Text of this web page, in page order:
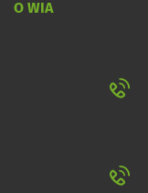
O WIA